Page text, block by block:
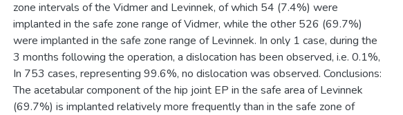
zone intervals of the Vidmer and Levinnek, of which 54 (7.4%) were
implanted in the safe zone range of Vidmer, while the other 526 (69.7%)
were implanted in the safe zone range of Levinnek. In only 1 case, during the
3 months following the operation, a dislocation has been observed, i.e. 0.1%,
In 753 cases, representing 99.6%, no dislocation was observed. Conclusions:
The acetabular component of the hip joint EP in the safe area of Levinnek
(69.7%) is implanted relatively more frequently than in the safe zone of